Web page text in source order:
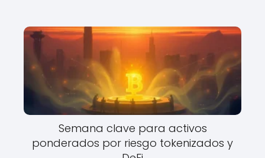
Semana clave para activos
ponderados por riesgo tokenizados y